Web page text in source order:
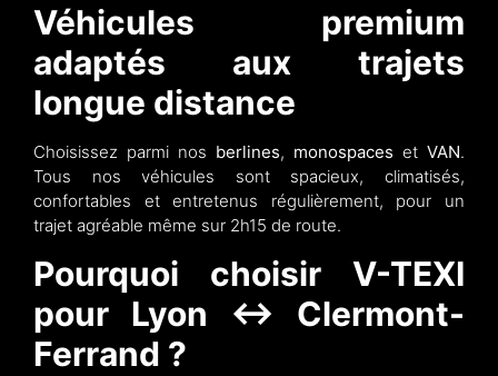
Véhicules premium
adaptés aux trajets
longue distance
Choisissez parmi nos berlines, monospaces et VAN.
Tous nos véhicules sont spacieux, climatisés,
confortables et entretenus régulièrement, pour un
trajet agréable même sur 2h15 de route.
Pourquoi choisir V-TEXI
pour Lyon ↔ Clermont-
Ferrand ?